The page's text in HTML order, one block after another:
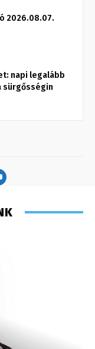
2026.08.07.
napi legalább